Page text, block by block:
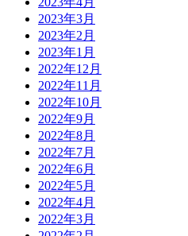
2023年3月
2023年2月
2023年1月
2022年12月
2022年11月
2022年10月
2022年9月
2022年8月
2022年7月
2022年6月
2022年5月
2022年4月
2022年3月